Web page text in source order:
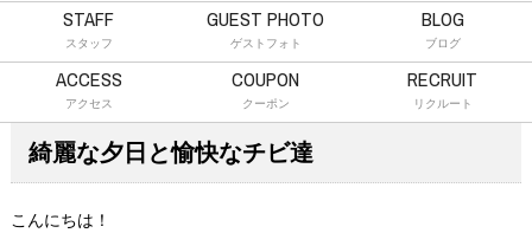
STAFF
スタッフ
GUEST PHOTO
ゲストフォト
BLOG
ブログ
ACCESS
アクセス
COUPON
クーポン
RECRUIT
リクルート
綺麗な夕日と愉快なチビ達
こんにちは！